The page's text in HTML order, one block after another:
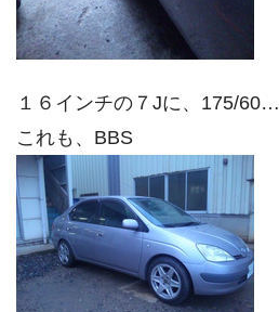
１６インチの７Jに、175/60…
これも、BBS